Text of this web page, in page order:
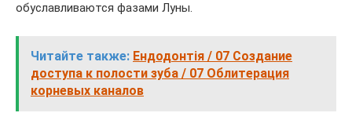
обуславливаются фазами Луны.
Читайте также: Ендодонтія / 07 Создание
доступа к полости зуба / 07 Облитерация
корневых каналов